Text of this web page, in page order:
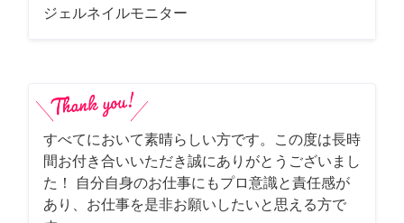
ジェルネイルモニター
すべてにおいて素晴らしい方です。この度は長時
間お付き合いいただき誠にありがとうございまし
た！ 自分自身のお仕事にもプロ意識と責任感が
あり、お仕事を是非お願いしたいと思える方で